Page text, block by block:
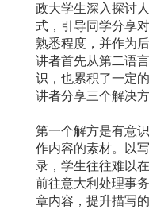
政大学生深入探讨
式，引导同学分享对
熟悉程度，并作为
讲者首先从第二语
识，也累积了一定
讲者分享三个解决方
第一个解方是有意
作内容的素材。以
录，学生往往难以
前往意大利处理事
章内容，提升描写